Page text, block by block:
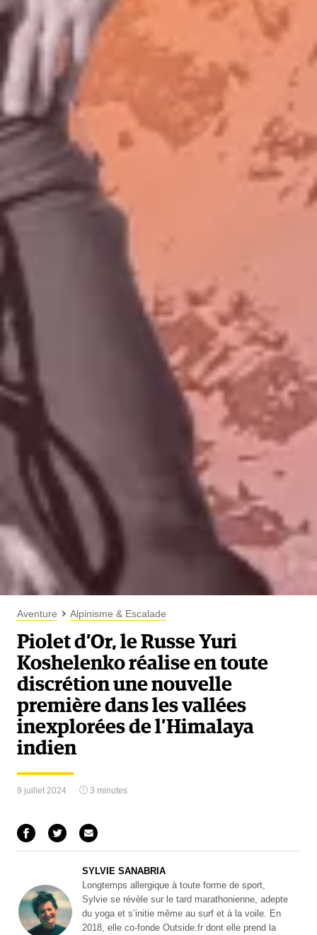
Aventure Alpinisme & Escalade
Piolet d’Or, le Russe Yuri
Koshelenko réalise en toute
discrétion une nouvelle
première dans les vallées
inexplorées de l’Himalaya
indien
9 juillet 2024 3 minutes
SYLVIE SANABRIA
Longtemps allergique à toute forme de sport,
Sylvie se révèle sur le tard marathonienne, adepte
du yoga et s’initie même au surf et à la voile. En
2018, elle co-fonde Outside.fr dont elle prend la